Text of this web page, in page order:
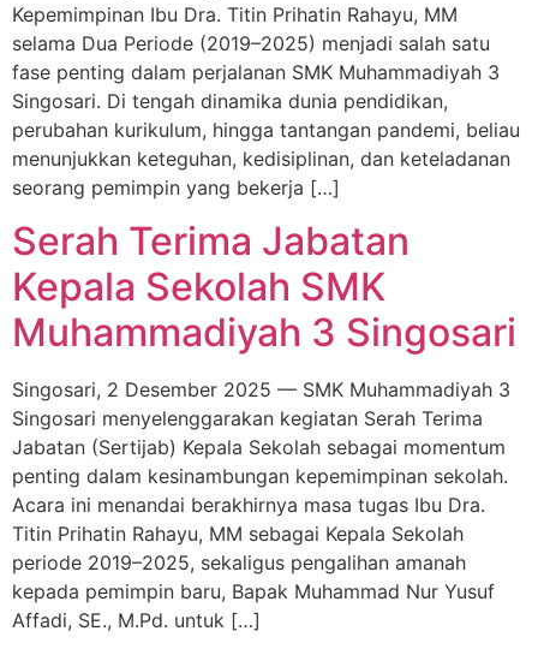
Kepemimpinan Ibu Dra. Titin Prihatin Rahayu, MM
selama Dua Periode (2019–2025) menjadi salah satu
fase penting dalam perjalanan SMK Muhammadiyah 3
Singosari. Di tengah dinamika dunia pendidikan,
perubahan kurikulum, hingga tantangan pandemi, beliau
menunjukkan keteguhan, kedisiplinan, dan keteladanan
seorang pemimpin yang bekerja […]
Serah Terima Jabatan
Kepala Sekolah SMK
Muhammadiyah 3 Singosari
Singosari, 2 Desember 2025 — SMK Muhammadiyah 3
Singosari menyelenggarakan kegiatan Serah Terima
Jabatan (Sertijab) Kepala Sekolah sebagai momentum
penting dalam kesinambungan kepemimpinan sekolah.
Acara ini menandai berakhirnya masa tugas Ibu Dra.
Titin Prihatin Rahayu, MM sebagai Kepala Sekolah
periode 2019–2025, sekaligus pengalihan amanah
kepada pemimpin baru, Bapak Muhammad Nur Yusuf
Affadi, SE., M.Pd. untuk […]